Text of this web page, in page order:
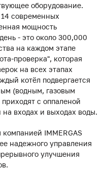
оборудование.
современных
мощность
- это около 300,000
на каждом этапе
проверка", которая
на всех этапах
котёл подвергается
(водным, газовым
с оппаленой
входах и выходах воды.
IMMERGAS
надежного управления
улучшения